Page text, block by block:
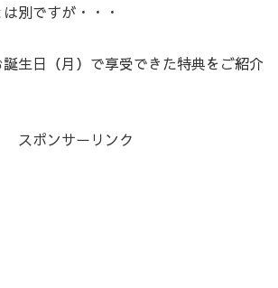
別ですが・・・
生日（月）で享受できた特典をご紹介
スポンサーリンク